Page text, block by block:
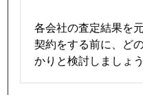
各会社の査定結果を
契約をする前に、ど
かりと検討しましょう